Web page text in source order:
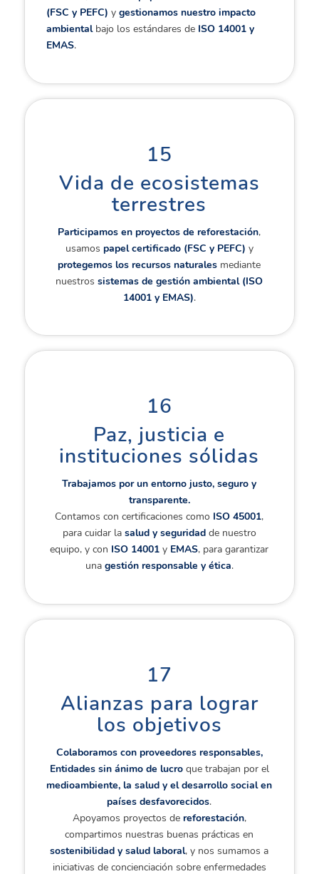
(FSC y PEFC) y gestionamos nuestro impacto
ambientalbajo los estándares de ISO 14001 y
EMAS.
15
Vida de ecosistemas
terrestres
Participamos en proyectos de reforestación,
usamos papel certificado (FSC y PEFC) y
protegemos los recursos naturales mediante
nuestrossistemas de gestión ambiental (ISO
14001 y EMAS).
16
Paz, justicia e
instituciones sólidas
Trabajamos por un entorno justo, seguro y
transparente.
Contamos con certificaciones como ISO 45001,
para cuidar la salud y seguridadde nuestro
equipo, y con ISO 14001 y EMAS, para garantizar
una gestión responsable y ética.
17
Alianzas para lograr
los objetivos
Colaboramos con proveedores responsables,
Entidades sin ánimo de lucro que trabajan por el
medioambiente, la salud y el desarrollo social en
países desfavorecidos.
Apoyamos proyectos de reforestación,
compartimos nuestras buenas prácticas en
sostenibilidad y salud laboral, y nos sumamos a
iniciativas de concienciación sobre enfermedades